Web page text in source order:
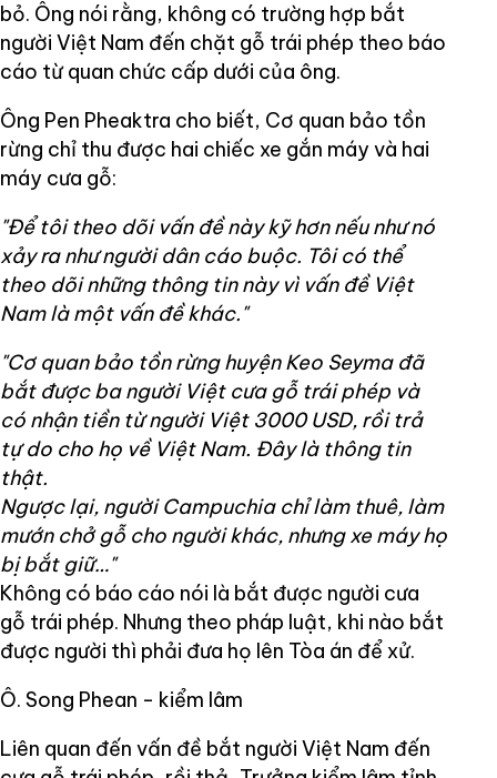
bỏ. Ông nói rằng, không có trường hợp bắt
người Việt Nam đến chặt gỗ trái phép theo báo
cáo từ quan chức cấp dưới của ông.
Ông Pen Pheaktra cho biết, Cơ quan bảo tồn
rừng chỉ thu được hai chiếc xe gắn máy và hai
máy cưa gỗ:
"Để tôi theo dõi vấn đề này kỹ hơn nếu như nó
xảy ra như người dân cáo buộc. Tôi có thể
theo dõi những thông tin này vì vấn đề Việt
Nam là một vấn đề khác."
"Cơ quan bảo tồn rừng huyện Keo Seyma đã
bắt được ba người Việt cưa gỗ trái phép và
có nhận tiền từ người Việt 3000 USD, rồi trả
tự do cho họ về Việt Nam. Đây là thông tin
thật.
Ngược lại, người Campuchia chỉ làm thuê, làm
mướn chở gỗ cho người khác, nhưng xe máy họ
bị bắt giữ…"
Không có báo cáo nói là bắt được người cưa
gỗ trái phép. Nhưng theo pháp luật, khi nào bắt
được người thì phải đưa họ lên Tòa án để xử.
Ô. Song Phean - kiểm lâm
Liên quan đến vấn đề bắt người Việt Nam đến